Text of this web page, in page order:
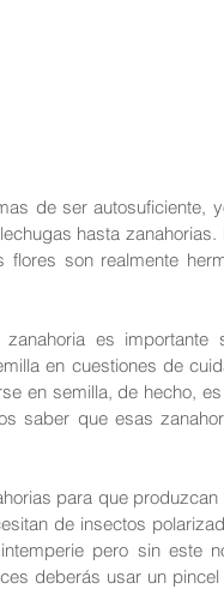
de ser autosuficiente,
hasta
son realmente
es importante
en cuestiones de
en semilla, de hecho,
saber que esas
para que
de insectos
pero sin este
deberás usar un